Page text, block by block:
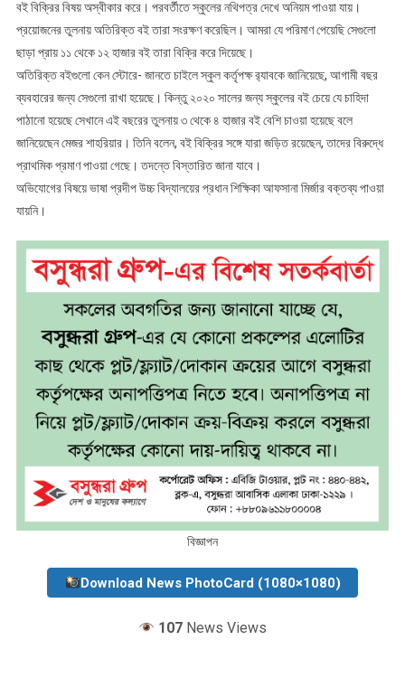
বই বিক্রির বিষয় অস্বীকার করে। পরবর্তীতে স্কুলের নথিপত্র দেখে অনিয়ম পাওয়া যায়।
প্রয়োজনের তুলনায় অতিরিক্ত বই তারা সংরক্ষণ করেছিল। আমরা যে পরিমাণ পেয়েছি সেগুলো
ছাড়া প্রায় ১১ থেকে ১২ হাজার বই তারা বিক্রি করে দিয়েছে।
অতিরিক্ত বইগুলো কেন স্টোরে- জানতে চাইলে স্কুল কর্তৃপক্ষ র‌্যাবকে জানিয়েছে, আগামী বছর
ব্যবহারের জন্য সেগুলো রাখা হয়েছে। কিন্তু ২০২০ সালের জন্য স্কুলের বই চেয়ে যে চাহিদা
পাঠানো হয়েছে সেখানে এই বছরের তুলনায় ৩ থেকে ৪ হাজার বই বেশি চাওয়া হয়েছে বলে
জানিয়েছেন মেজর শাহরিয়ার। তিনি বলেন, বই বিক্রির সঙ্গে যারা জড়িত রয়েছেন, তাদের বিরুদ্ধে
প্রাথমিক প্রমাণ পাওয়া গেছে। তদন্তে বিস্তারিত জানা যাবে।
অভিযোগের বিষয়ে ভাষা প্রদীপ উচ্চ বিদ্যালয়ের প্রধান শিক্ষিকা আফসানা মির্জার বক্তব্য পাওয়া
যায়নি।
বিজ্ঞাপন
Download News PhotoCard (1080×1080)
107 News Views